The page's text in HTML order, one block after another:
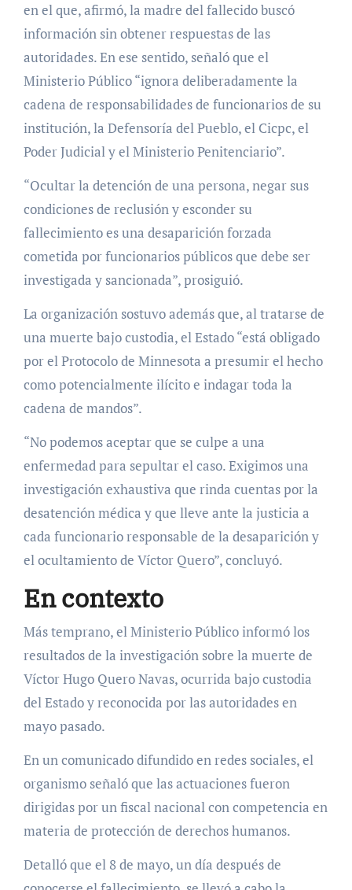
en el que, afirmó, la madre del fallecido buscó
información sin obtener respuestas de las
autoridades. En ese sentido, señaló que el
Ministerio Público “ignora deliberadamente la
cadena de responsabilidades de funcionarios de su
institución, la Defensoría del Pueblo, el Cicpc, el
Poder Judicial y el Ministerio Penitenciario”.
“Ocultar la detención de una persona, negar sus
condiciones de reclusión y esconder su
fallecimiento es una desaparición forzada
cometida por funcionarios públicos que debe ser
investigada y sancionada”, prosiguió.
La organización sostuvo además que, al tratarse de
una muerte bajo custodia, el Estado “está obligado
por el Protocolo de Minnesota a presumir el hecho
como potencialmente ilícito e indagar toda la
cadena de mandos”.
“No podemos aceptar que se culpe a una
enfermedad para sepultar el caso. Exigimos una
investigación exhaustiva que rinda cuentas por la
desatención médica y que lleve ante la justicia a
cada funcionario responsable de la desaparición y
el ocultamiento de Víctor Quero”, concluyó.
En contexto
Más temprano, el Ministerio Público informó los
resultados de la investigación sobre la muerte de
Víctor Hugo Quero Navas, ocurrida bajo custodia
del Estado y reconocida por las autoridades en
mayo pasado.
En un comunicado difundido en redes sociales, el
organismo señaló que las actuaciones fueron
dirigidas por un fiscal nacional con competencia en
materia de protección de derechos humanos.
Detalló que el 8 de mayo, un día después de